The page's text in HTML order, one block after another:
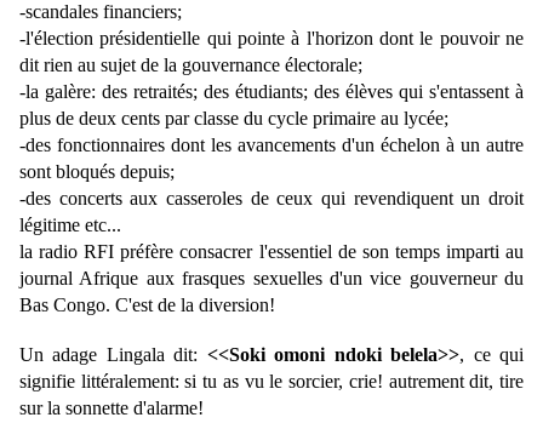
-scandales financiers;
-l'élection présidentielle qui pointe à l'horizon dont le pouvoir ne
dit rien au sujet de la gouvernance électorale;
-la galère: des retraités; des étudiants; des élèves qui s'entassent à
plus de deux cents par classe du cycle primaire au lycée;
-des fonctionnaires dont les avancements d'un échelon à un autre
sont bloqués depuis;
-des concerts aux casseroles de ceux qui revendiquent un droit
légitime etc...
la radio RFI préfère consacrer l'essentiel de son temps imparti au
journal Afrique aux frasques sexuelles d'un vice gouverneur du
Bas Congo. C'est de la diversion!
Un adage Lingala dit: <<Soki omoni ndoki belela>>, ce qui
signifie littéralement: si tu as vu le sorcier, crie! autrement dit, tire
sur la sonnette d'alarme!